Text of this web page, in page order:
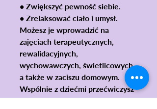
• Zwiększyć pewność siebie.
• Zrelaksować ciało i umysł.
Możesz je wprowadzić na
zajęciach terapeutycznych,
rewalidacyjnych,
wychowawczych, świetlicowych,
a także w zaciszu domowym.
Wspólnie z dziećmi przećwiczysz
sposoby na to, by czuły się